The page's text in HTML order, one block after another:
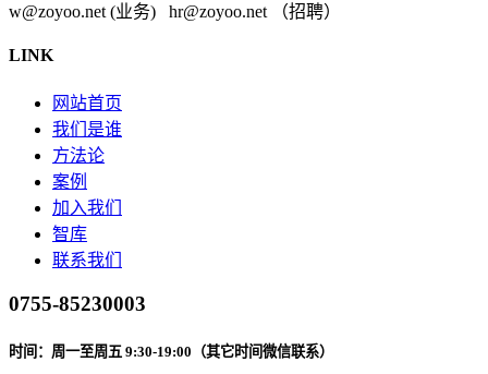
w@zoyoo.net (业务) hr@zoyoo.net （招聘）
LINK
网站首页
我们是谁
方法论
案例
加入我们
智库
联系我们
0755-85230003
时间：周一至周五 9:30-19:00（其它时间微信联系）